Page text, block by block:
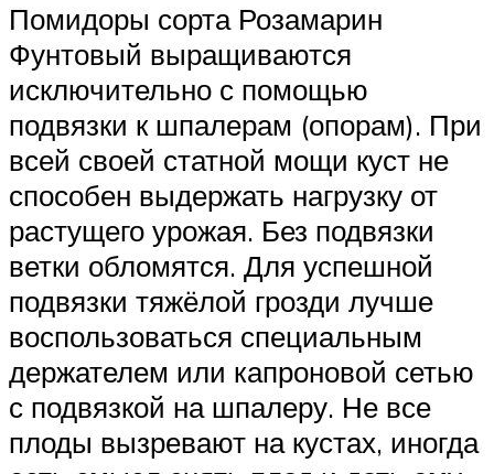
Помидоры сорта Розамарин
Фунтовый выращиваются
исключительно с помощью
подвязки к шпалерам (опорам). При
всей своей статной мощи куст не
способен выдержать нагрузку от
растущего урожая. Без подвязки
ветки обломятся. Для успешной
подвязки тяжёлой грозди лучше
воспользоваться специальным
держателем или капроновой сетью
с подвязкой на шпалеру. Не все
плоды вызревают на кустах, иногда